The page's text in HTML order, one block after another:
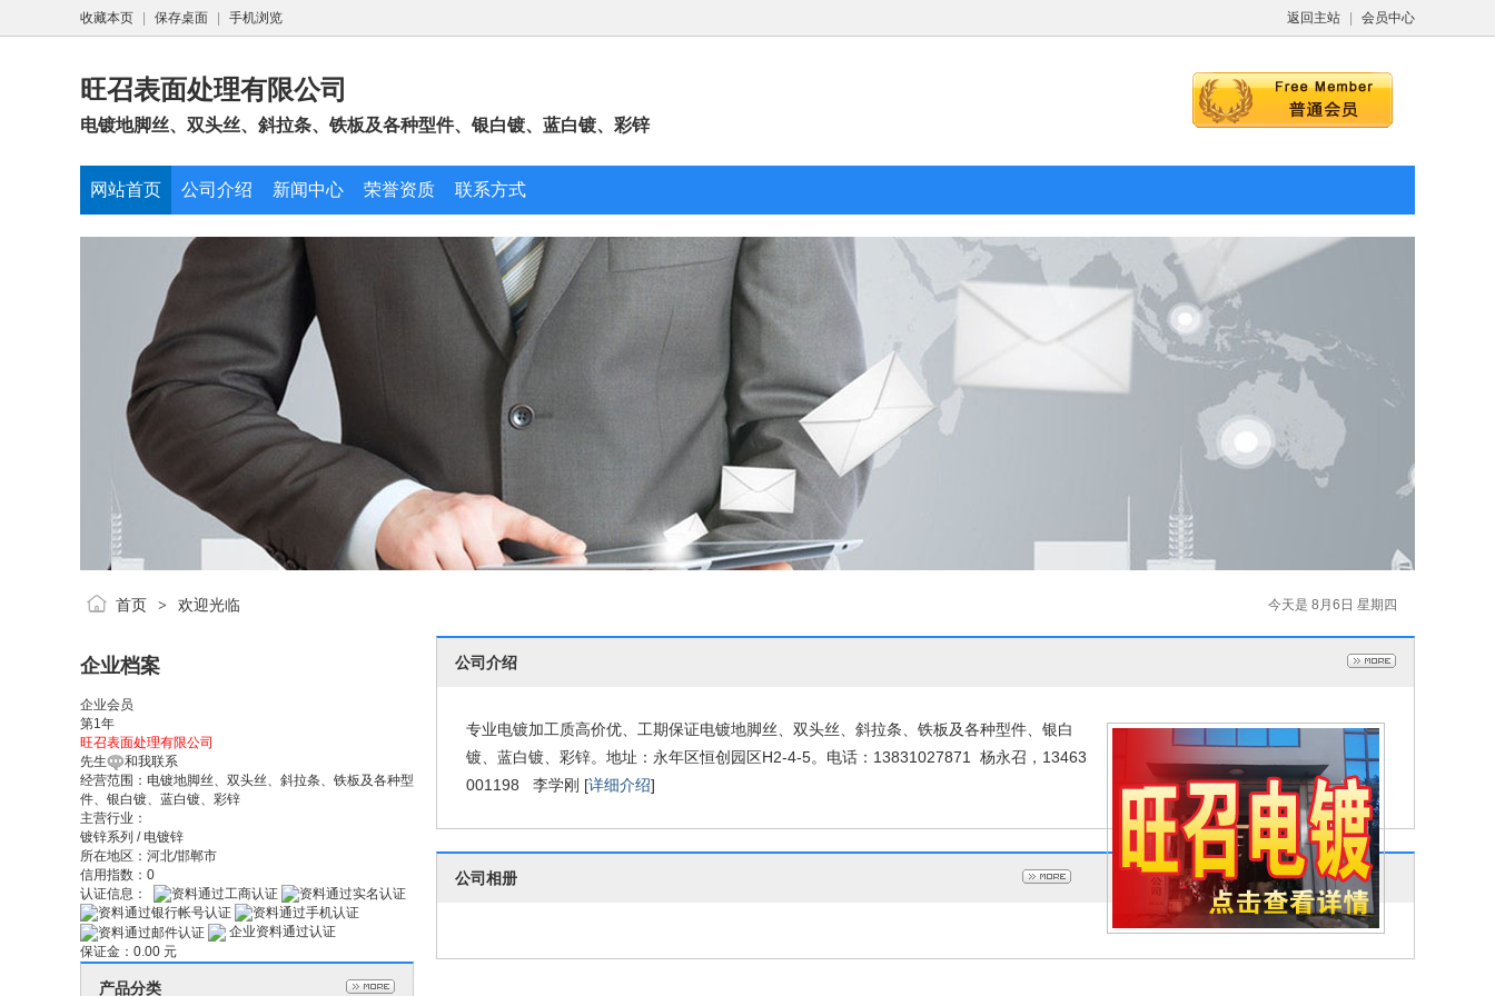
返回主站 会员中心
收藏本页 保存桌面 手机浏览
旺召表面处理有限公司
电镀地脚丝、双头丝、斜拉条、铁板及各种型件、银白镀、蓝白镀、彩锌
网站首页 公司介绍 新闻中心 荣誉资质 联系方式
今天是 8月6日 星期四
首页 > 欢迎光临
企业档案
企业会员
第1年
旺召表面处理有限公司
先生
和我联系
经营范围： 电镀地脚丝、双头丝、斜拉条、铁板及各种型
件、银白镀、蓝白镀、彩锌
主营行业：
镀锌系列 / 电镀锌
所在地区： 河北/邯郸市
信用指数： 0
认证信息：
企业资料通过认证
保证金： 0.00 元
产品分类
公司介绍
专业电镀加工质高价优、工期保证电镀地脚丝、双头丝、斜拉条、铁板及各种型件、银白
镀、蓝白镀、彩锌。地址：永年区恒创园区H2-4-5。电话：13831027871 杨永召，13463
001198 李学刚 [详细介绍]
公司相册